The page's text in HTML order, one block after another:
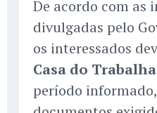
De acordo com as
divulgadas pelo
os interessados
Casa do
período